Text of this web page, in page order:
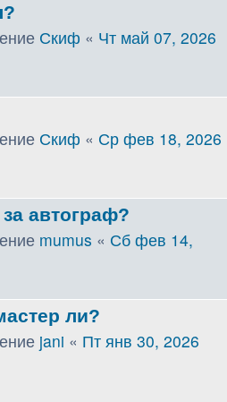
Скиф « Чт май 07, 2026
Скиф « Ср фев 18, 2026
автограф?
mumus « Сб фев 14,
ли?
jani « Пт янв 30, 2026